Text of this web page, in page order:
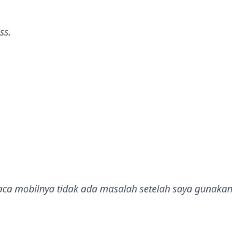
mobilnya tidak ada masalah setelah saya